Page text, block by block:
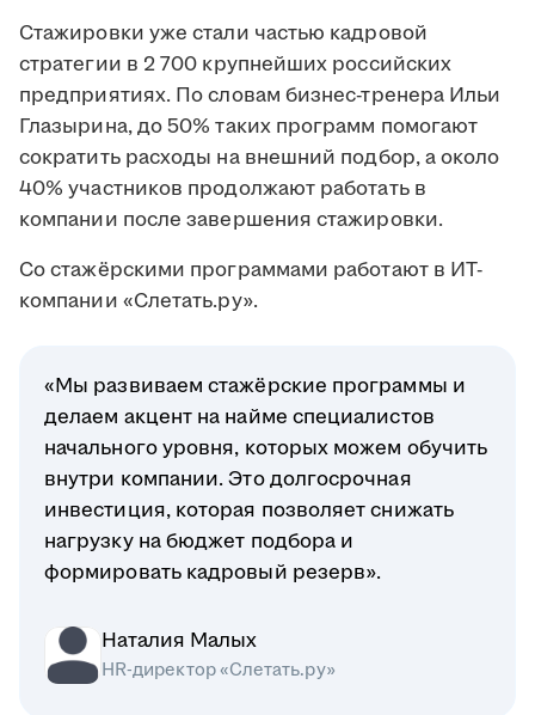
Стажировки уже стали частью кадровой
стратегии в 2 700 крупнейших российских
предприятиях. По словам бизнес-тренера Ильи
Глазырина, до 50% таких программ помогают
сократить расходы на внешний подбор, а около
40% участников продолжают работать в
компании после завершения стажировки.
Со стажёрскими программами работают в ИТ-
компании «Слетать.ру».
«Мы развиваем стажёрские программы и
делаем акцент на найме специалистов
начального уровня, которых можем обучить
внутри компании. Это долгосрочная
инвестиция, которая позволяет снижать
нагрузку на бюджет подбора и
формировать кадровый резерв».
Наталия Малых
HR-директор «Слетать.ру»